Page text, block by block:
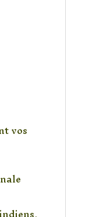
vos